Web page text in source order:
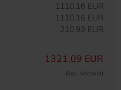
1110,16 EUR
1110,16 EUR
210,93 EUR
1321,09 EUR
(inkl. Versand)